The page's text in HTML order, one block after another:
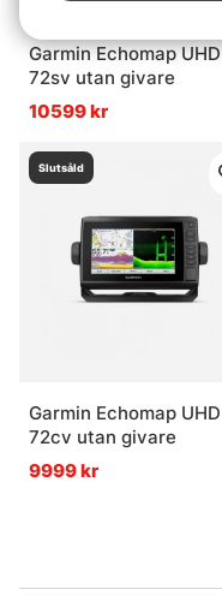
Garmin Echomap UHD
72sv utan givare
10599 kr
Slutsåld
Garmin Echomap UHD
72cv utan givare
9999 kr